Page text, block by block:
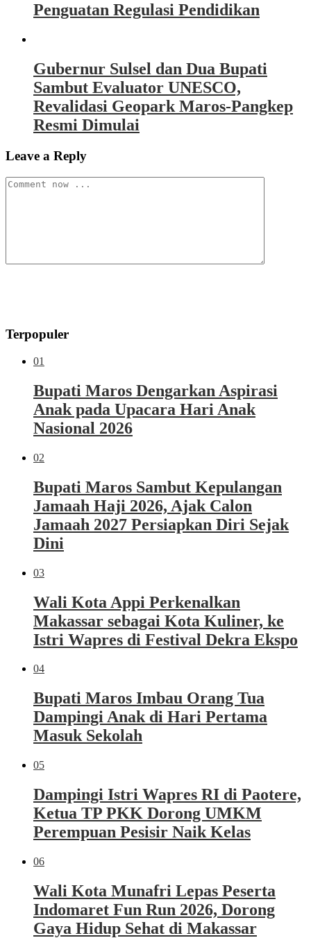
Penguatan Regulasi Pendidikan
Gubernur Sulsel dan Dua Bupati
Sambut Evaluator UNESCO,
Revalidasi Geopark Maros-Pangkep
Resmi Dimulai
Leave a Reply
Terpopuler
01
Bupati Maros Dengarkan Aspirasi
Anak pada Upacara Hari Anak
Nasional 2026
02
Bupati Maros Sambut Kepulangan
Jamaah Haji 2026, Ajak Calon
Jamaah 2027 Persiapkan Diri Sejak
Dini
03
Wali Kota Appi Perkenalkan
Makassar sebagai Kota Kuliner, ke
Istri Wapres di Festival Dekra Ekspo
04
Bupati Maros Imbau Orang Tua
Dampingi Anak di Hari Pertama
Masuk Sekolah
05
Dampingi Istri Wapres RI di Paotere,
Ketua TP PKK Dorong UMKM
Perempuan Pesisir Naik Kelas
06
Wali Kota Munafri Lepas Peserta
Indomaret Fun Run 2026, Dorong
Gaya Hidup Sehat di Makassar